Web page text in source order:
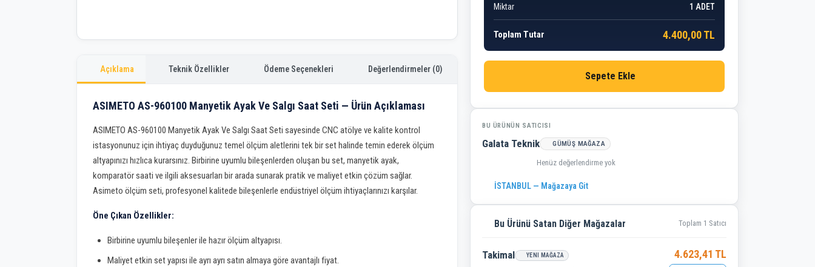
Açıklama Teknik Özellikler Ödeme Seçenekleri Değerlendirmeler (0)
ASIMETO AS-960100 Manyetik Ayak Ve Salgı Saat Seti — Ürün Açıklaması
ASIMETO AS-960100 Manyetik Ayak Ve Salgı Saat Seti sayesinde CNC atölye ve kalite kontrol
istasyonunuz için ihtiyaç duyduğunuz temel ölçüm aletlerini tek bir set halinde temin ederek ölçüm
altyapınızı hızlıca kurarsınız. Birbirine uyumlu bileşenlerden oluşan bu set, manyetik ayak,
komparatör saati ve ilgili aksesuarları bir arada sunarak pratik ve maliyet etkin çözüm sağlar.
Asimeto ölçüm seti, profesyonel kalitede bileşenlerle endüstriyel ölçüm ihtiyaçlarınızı karşılar.
Öne Çıkan Özellikler:
Birbirine uyumlu bileşenler ile hazır ölçüm altyapısı.
Maliyet etkin set yapısı ile ayrı ayrı satın almaya göre avantajlı fiyat.
Miktar
1 ADET
Toplam Tutar 4.400,00 TL
Sepete Ekle
BU ÜRÜNÜN SATICISI
Galata Teknik GÜMÜŞ MAĞAZA
Henüz değerlendirme yok
İSTANBUL — Mağazaya Git
Bu Ürünü Satan Diğer Mağazalar Toplam 1 Satıcı
Takimal YENI MAĞAZA 4.623,41 TL